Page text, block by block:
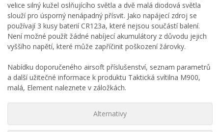
velice silný kužel oslňujícího světla a dvě malá diodová světla
slouží pro úsporný nenápadný přísvit. Jako napájecí zdroj se
používají 3 kusy baterií CR123a, které nejsou součástí balení.
Není možné použít žádné nabíjecí akumulátory z důvodu jejich
vyššího napětí, které může zapříčinit poškození žárovky.
Nabídku doporučeného airsoft příslušenství, seznam parametrů
a další užitečné informace k produktu Taktická svítilna M900,
malá, Element naleznete v záložkách.
Alternativy